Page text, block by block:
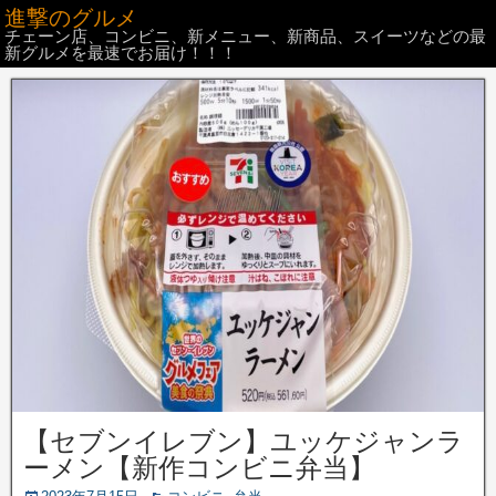
進撃のグルメ
チェーン店、コンビニ、新メニュー、新商品、スイーツなどの最
新グルメを最速でお届け！！！
【セブンイレブン】ユッケジャンラ
ーメン【新作コンビニ弁当】